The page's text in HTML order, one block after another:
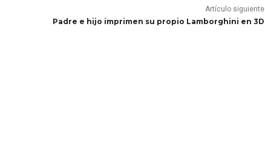
Artículo siguiente
Padre e hijo imprimen su propio Lamborghini en 3D